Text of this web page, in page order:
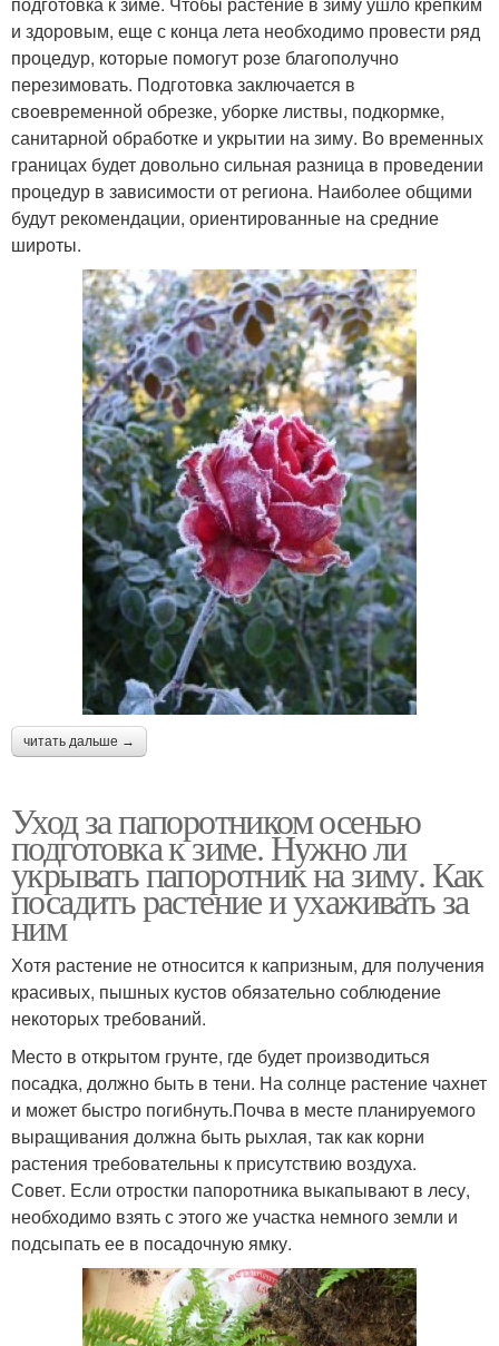
и здоровым, еще с конца лета необходимо провести ряд
процедур, которые помогут розе благополучно
перезимовать. Подготовка заключается в
своевременной обрезке, уборке листвы, подкормке,
санитарной обработке и укрытии на зиму. Во временных
границах будет довольно сильная разница в проведении
процедур в зависимости от региона. Наиболее общими
будут рекомендации, ориентированные на средние
широты.
читать дальше →
Уход за папоротником осенью
подготовка к зиме. Нужно ли
укрывать папоротник на зиму. Как
посадить растение и ухаживать за
ним
Хотя растение не относится к капризным, для получения
красивых, пышных кустов обязательно соблюдение
некоторых требований.
Место в открытом грунте, где будет производиться
посадка, должно быть в тени. На солнце растение чахнет
и может быстро погибнуть.Почва в месте планируемого
выращивания должна быть рыхлая, так как корни
растения требовательны к присутствию воздуха.
Совет. Если отростки папоротника выкапывают в лесу,
необходимо взять с этого же участка немного земли и
подсыпать ее в посадочную ямку.